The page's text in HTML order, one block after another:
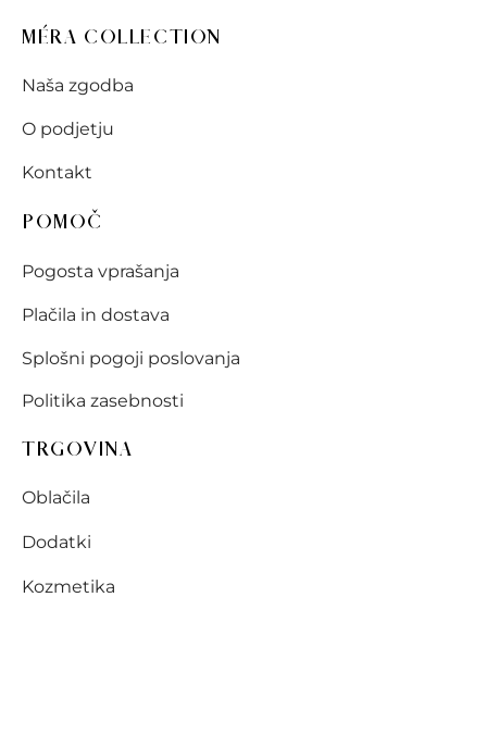
MÉRA COLLECTION
Naša zgodba
O podjetju
Kontakt
POMOČ
Pogosta vprašanja
Plačila in dostava
Splošni pogoji poslovanja
Politika zasebnosti
TRGOVINA
Oblačila
Dodatki
Kozmetika